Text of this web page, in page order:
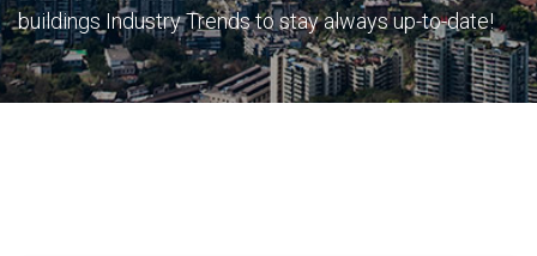
buildings Industry Trends to stay always up-to-date!